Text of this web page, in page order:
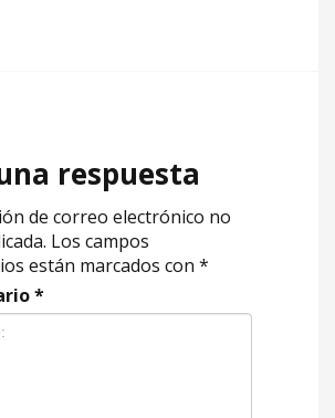
respuesta
de correo electrónico no
Los campos
están marcados con *
*